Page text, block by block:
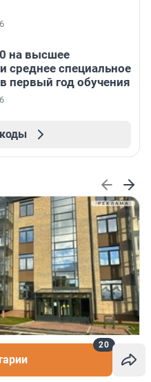
20
на высшее
среднее специальное
первый год обучения
на готовое